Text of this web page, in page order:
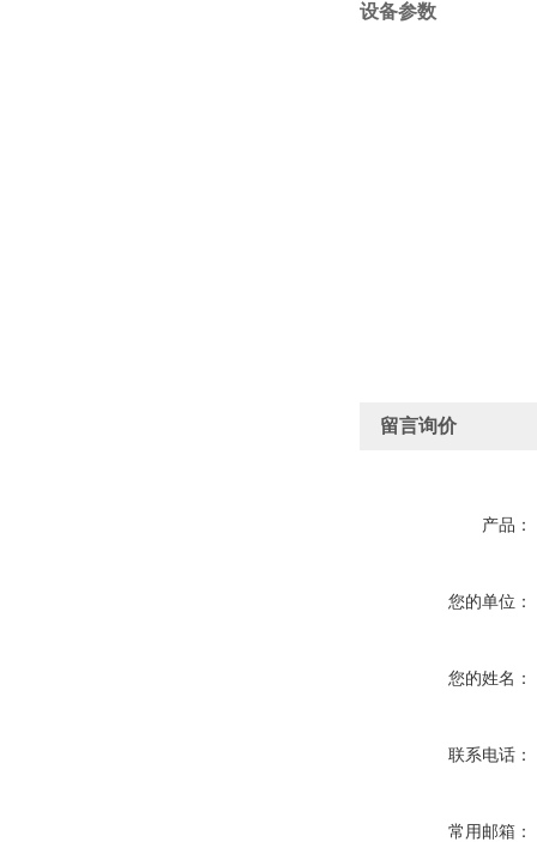
设备参数
留言询价
产品：
您的单位：
您的姓名：
联系电话：
常用邮箱：